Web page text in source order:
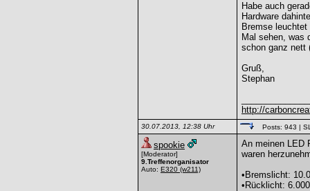
Habe auch
Hardware
Bremse
Mal sehen, was
schon ganz nett
Gruß,
Stephan
http://
30.07.2013, 12:38 Uhr Posts: 943 |
spookie
[Moderator]
9.Treffenorganisator
Auto: E320 (w211)
An meinen LED
waren
•Bremslicht:
•Rücklicht: